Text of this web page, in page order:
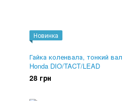
Новинка
Гайка коленвала, тонкий вал
Honda DIO/TACT/LEAD
28 грн